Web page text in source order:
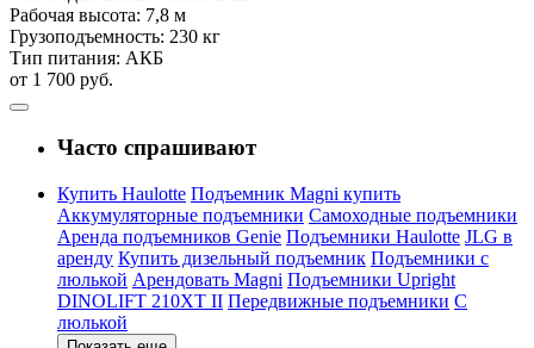
Рабочая высота: 7,8 м
Грузоподъемность: 230 кг
Тип питания: АКБ
от 1 700 руб.
Часто спрашивают
Купить Haulotte Подъемник Magni купить
Аккумуляторные подъемники Самоходные подъемники
Аренда подъемников Genie Подъемники Haulotte JLG в
аренду Купить дизельный подъемник Подъемники с
люлькой Арендовать Magni Подъемники Upright
DINOLIFT 210XT II Передвижные подъемники С
люлькой